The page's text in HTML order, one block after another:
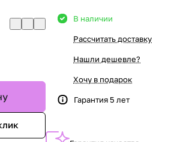
В наличии
Рассчитать доставку
Нашли дешевле?
Хочу в подарок
Гарантия 5 лет